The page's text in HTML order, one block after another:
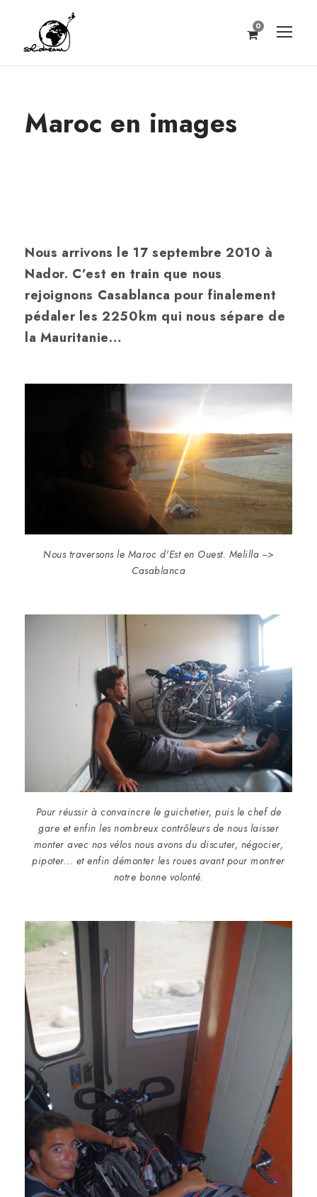
0
Maroc en images
Nous arrivons le 17 septembre 2010 à
Nador. C’est en train que nous
rejoignons Casablanca pour finalement
pédaler les 2250km qui nous sépare de
la Mauritanie…
Nous traversons le Maroc d'Est en Ouest. Melilla -->
Casablanca
Pour réussir à convaincre le guichetier, puis le chef de
gare et enfin les nombreux contrôleurs de nous laisser
monter avec nos vélos nous avons du discuter, négocier,
pipoter... et enfin démonter les roues avant pour montrer
notre bonne volonté.